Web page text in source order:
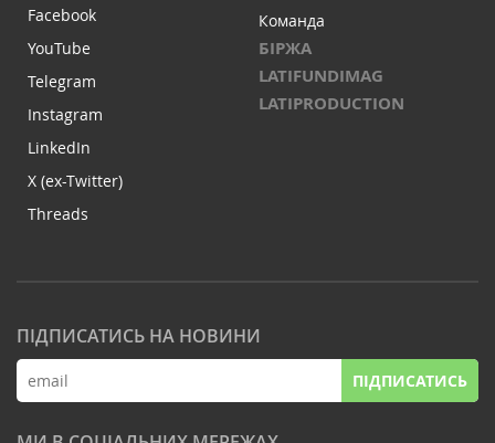
Facebook
YouTube
Telegram
Instagram
LinkedIn
X (ex-Twitter)
Threads
Команда
БІРЖА
LATIFUNDIMAG
LATIPRODUCTION
ПІДПИСАТИСЬ НА НОВИНИ
ПІДПИСАТИСЬ